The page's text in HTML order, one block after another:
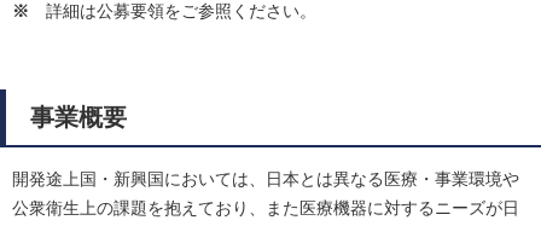
※ 詳細は公募要領をご参照ください。
事業概要
開発途上国・新興国においては、日本とは異なる医療・事業環境や
公衆衛生上の課題を抱えており、また医療機器に対するニーズが日